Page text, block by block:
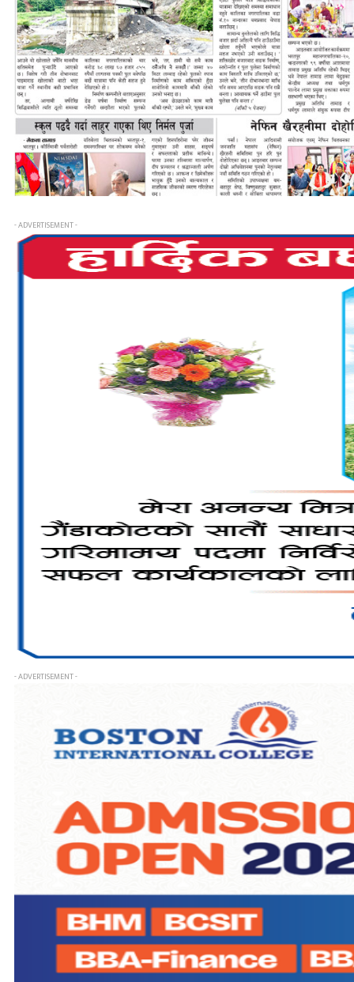
- ADVERTISEMENT -
- ADVERTISEMENT -